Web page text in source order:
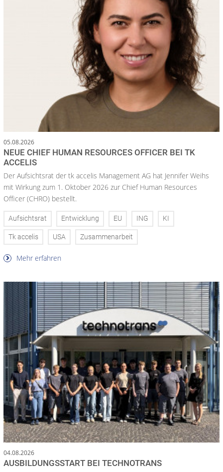
05.08.2026
NEUE CHIEF HUMAN RESOURCES OFFICER BEI TK
ACCELIS
Der Aufsichtsrat der tk accelis Management AG hat Jennifer Weihs
mit Wirkung zum 1. Oktober 2026 zur Chief Human Resources
Officer (CHRO) bestellt.
Aufsichtsrat Entwicklung EU ING KI
Tk accelis USA Zusammenarbeit
Mehr erfahren
04.08.2026
AUSBILDUNGSSTART BEI TECHNOTRANS